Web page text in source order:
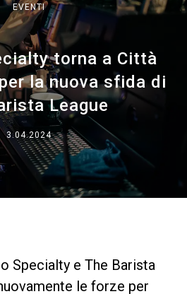
EVENTI
torna a Città
la nuova sfida di
League
3.04.2024
Specialty e The Barista
le forze per